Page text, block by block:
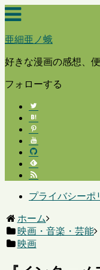
亜細亜ノ蛾
好きな漫画の感想、
フォローする
プライバシーポ
ホーム
映画・音楽・芸能
映画